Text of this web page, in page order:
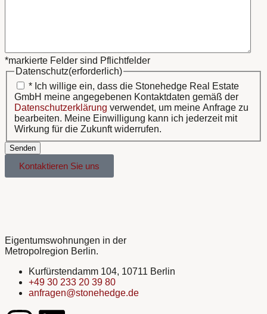
*markierte Felder sind Pflichtfelder
Datenschutz(erforderlich)
* Ich willige ein, dass die Stonehedge Real Estate
GmbH meine angegebenen Kontaktdaten gemäß der
Datenschutzerklärung verwendet, um meine Anfrage zu
bearbeiten. Meine Einwilligung kann ich jederzeit mit
Wirkung für die Zukunft widerrufen.
Senden
Kontaktieren Sie uns
Eigentumswohnungen in der
Metropolregion Berlin.
Kurfürstendamm 104, 10711 Berlin
+49 30 233 20 39 80
anfragen@stonehedge.de